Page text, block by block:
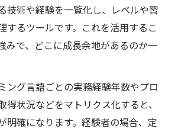
技術や経験を一覧化し、レベルや習
するツールです。これを活用するこ
みで、どこに成長余地があるのか一
ング言語ごとの実務経験年数やプロ
得状況などをマトリクス化すると、
明確になります。経験者の場合、定